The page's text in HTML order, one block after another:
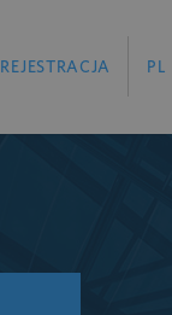
PL
REJESTRACJA